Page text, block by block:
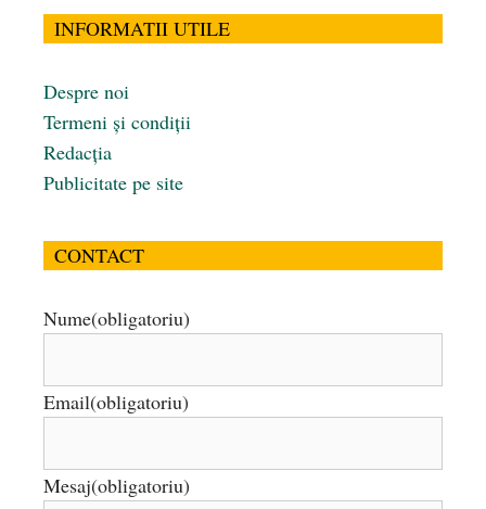
INFORMATII UTILE
Despre noi
Termeni și condiții
Redacția
Publicitate pe site
CONTACT
Nume(obligatoriu)
Email(obligatoriu)
Mesaj(obligatoriu)